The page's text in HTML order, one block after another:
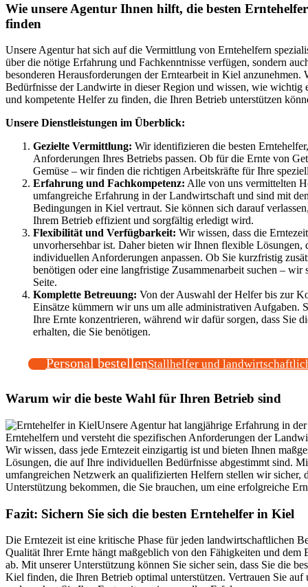
Wie unsere Agentur Ihnen hilft, die besten
finden
Unsere Agentur hat sich auf die Vermittlung von Erntehelfern
über die nötige Erfahrung und Fachkenntnisse verfügen, sondern
besonderen Herausforderungen der Erntearbeit in Kiel anzunehmen.
Bedürfnisse der Landwirte in dieser Region und wissen, wie wichtig
und kompetente Helfer zu finden, die Ihren Betrieb unterstützen
Unsere Dienstleistungen im Überblick:
Gezielte Vermittlung: Wir identifizieren die besten
Anforderungen Ihres Betriebs passen. Ob für die Ernte von
Gemüse – wir finden die richtigen Arbeitskräfte für Ihre
Erfahrung und Fachkompetenz: Alle von uns vermittelten
umfangreiche Erfahrung in der Landwirtschaft und sind mit
Bedingungen in Kiel vertraut. Sie können sich darauf
Ihrem Betrieb effizient und sorgfältig erledigt wird.
Flexibilität und Verfügbarkeit: Wir wissen, dass die
unvorhersehbar ist. Daher bieten wir Ihnen flexible Lösungen,
individuellen Anforderungen anpassen. Ob Sie kurzfristig
benötigen oder eine langfristige Zusammenarbeit suchen – wir
Seite.
Komplette Betreuung: Von der Auswahl der Helfer bis zur
Einsätze kümmern wir uns um alle administrativen Aufgaben.
Ihre Ernte konzentrieren, während wir dafür sorgen, dass Sie
erhalten, die Sie benötigen.
Personal bestellenStallhelfer und
Warum wir die beste Wahl für Ihren Betrieb sind
Unsere Agentur hat langjährige Erfahrung in
Erntehelfern und versteht die spezifischen Anforderungen der
Wir wissen, dass jede Erntezeit einzigartig ist und bieten Ihnen
Lösungen, die auf Ihre individuellen Bedürfnisse abgestimmt sind.
umfangreichen Netzwerk an qualifizierten Helfern stellen wir sicher,
Unterstützung bekommen, die Sie brauchen, um eine erfolgreiche
Fazit: Sichern Sie sich die besten Erntehelfer in Kiel
Die Erntezeit ist eine kritische Phase für jeden landwirtschaftlichen
Qualität Ihrer Ernte hängt maßgeblich von den Fähigkeiten und dem
ab. Mit unserer Unterstützung können Sie sicher sein, dass Sie die
Kiel finden, die Ihren Betrieb optimal unterstützen. Vertrauen Sie auf